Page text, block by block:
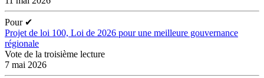
Pour ✔
Projet de loi 100, Loi de 2026 pour une meilleure gouvernance
régionale
Vote de la troisième lecture
7 mai 2026